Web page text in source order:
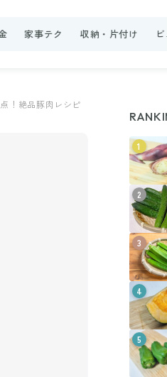
家事テク 収納・片付け
！絶品豚肉レシピ
1
2
3
4
5